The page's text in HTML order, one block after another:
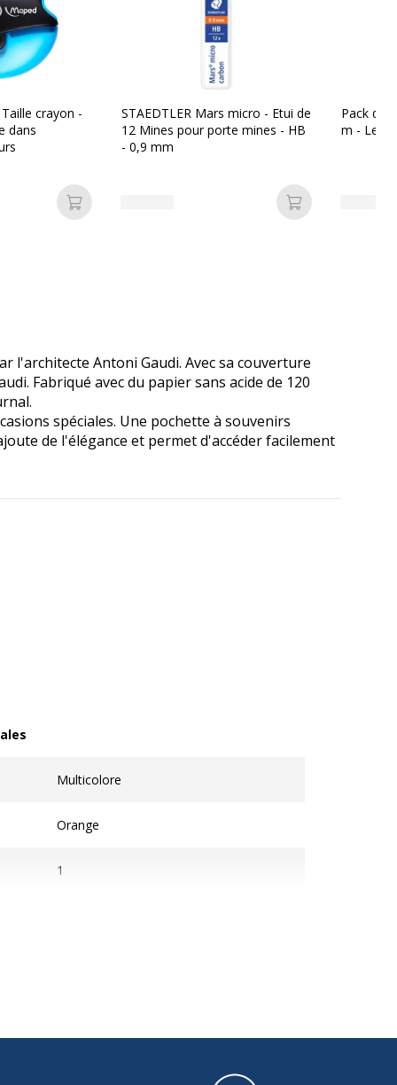
crayon -
dans
Ajouter au panier
STAEDTLER Mars micro - Etui de
12 Mines pour porte mines - HB
- 0,9 mm
Ajouter au
Pack de
m - Les
l'architecte Antoni Gaudi. Avec sa couverture
Fabriqué avec du papier sans acide de 120
spéciales. Une pochette à souvenirs
de l'élégance et permet d'accéder facilement
Multicolore
Orange
1